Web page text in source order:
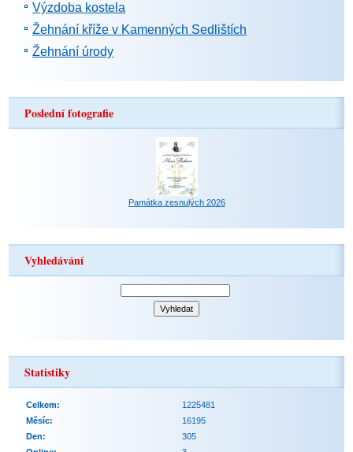
Výzdoba kostela
Žehnání kříže v Kamenných Sedlištích
Žehnání úrody
Poslední fotografie
Památka zesnulých 2026
Vyhledávání
Statistiky
Celkem:
1225481
Měsíc:
16195
Den:
305